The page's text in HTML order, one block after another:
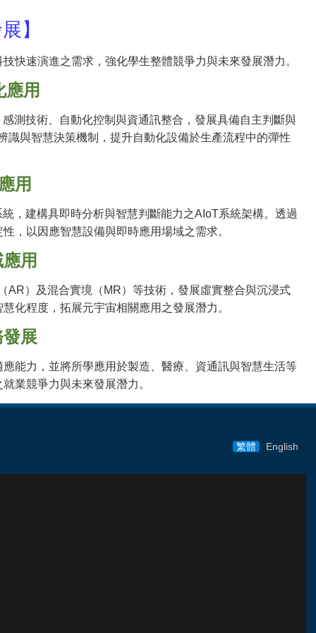
】
快速演進之需求，強化學生整體競爭力與未來發展潛力。
應用
測技術、自動化控制與資通訊整合，發展具備自主判斷與
與智慧決策機制，提升自動化設備於生產流程中的彈性
用
，建構具即時分析與智慧判斷能力之AIoT系統架構。透過
，以因應智慧設備與即時應用場域之需求。
用
）及混合實境（MR）等技術，發展虛實整合與沉浸式
化程度，拓展元宇宙相關應用之發展潛力。
展
能力，並將所學應用於製造、醫療、資通訊與智慧生活等
業競爭力與未來發展潛力。
繁體 English